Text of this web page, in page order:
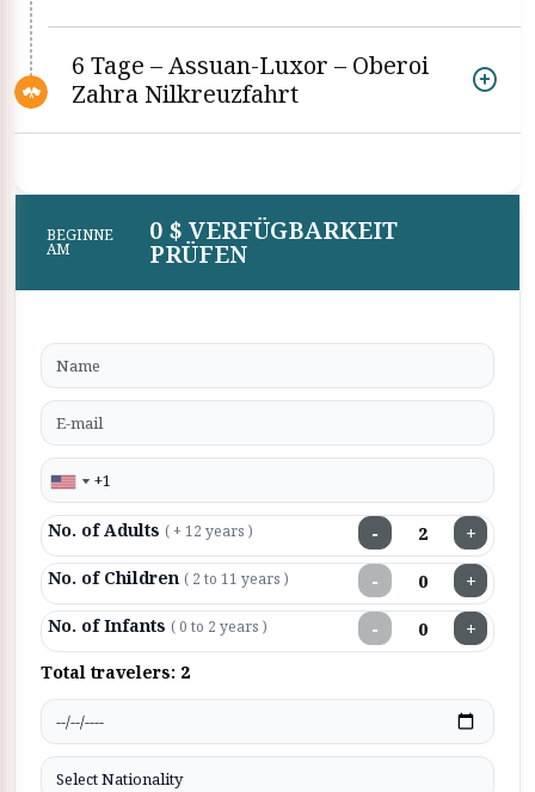
6 Tage – Assuan-Luxor – Oberoi
Zahra Nilkreuzfahrt
BEGINNE
AM
0 $ VERFÜGBARKEIT
PRÜFEN
No. of Adults ( + 12 years ) − +
No. of Children ( 2 to 11 years ) − +
No. of Infants ( 0 to 2 years ) − +
Total travelers: 2